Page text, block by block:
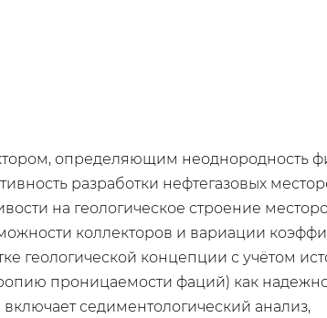
определяющим неоднородность
разработки нефтегазовых
на геологическое строение
коллекторов и вариации
геологической концепции с учётом
проницаемости фаций) как
седиментологический анализ,